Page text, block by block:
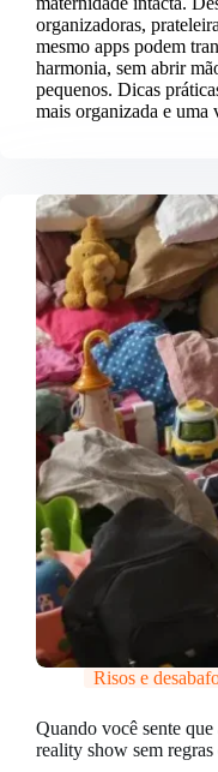
organizadoras,
mesmo apps podem
harmonia, sem abrir
pequenos. Dicas
mais organizada e uma
Risos e
Quando você sente
reality show sem regras